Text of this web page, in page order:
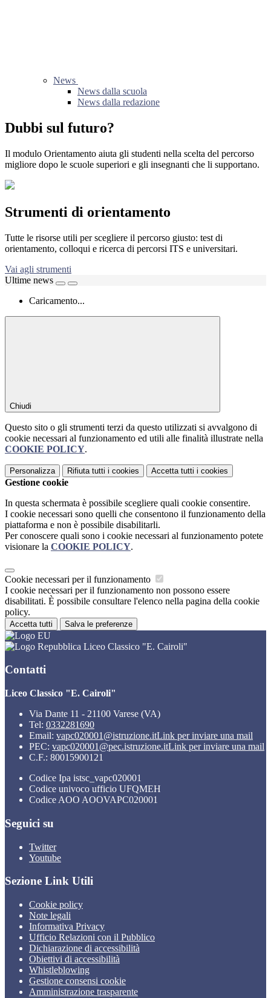
News
News dalla scuola
News dalla redazione
Dubbi sul futuro?
Il modulo Orientamento aiuta gli studenti nella scelta del percorso
migliore dopo le scuole superiori e gli insegnanti che li supportano.
Strumenti di orientamento
Tutte le risorse utili per scegliere il percorso giusto: test di
orientamento, colloqui e ricerca di percorsi ITS e universitari.
Vai agli strumenti
Ultime news
Caricamento...
Chiudi
Questo sito o gli strumenti terzi da questo utilizzati si avvalgono di
cookie necessari al funzionamento ed utili alle finalità illustrate nella
COOKIE POLICY.
Personalizza Rifiuta tutti i cookies Accetta tutti i cookies
Gestione cookie
In questa schermata è possibile scegliere quali cookie consentire.
I cookie necessari sono quelli che consentono il funzionamento della
piattaforma e non è possibile disabilitarli.
Per conoscere quali sono i cookie necessari al funzionamento potete
visionare la COOKIE POLICY.
Cookie necessari per il funzionamento
I cookie necessari per il funzionamento non possono essere
disabilitati. È possibile consultare l'elenco nella pagina della cookie
policy.
Accetta tutti Salva le preferenze
Liceo Classico "E. Cairoli"
Contatti
Liceo Classico "E. Cairoli"
Via Dante 11 - 21100 Varese (VA)
Tel: 0332281690
Email: vapc020001@istruzione.itLink per inviare una mail
PEC: vapc020001@pec.istruzione.itLink per inviare una mail
C.F.: 80015900121
Codice Ipa istsc_vapc020001
Codice univoco ufficio UFQMEH
Codice AOO AOOVAPC020001
Seguici su
Twitter
Youtube
Sezione Link Utili
Cookie policy
Note legali
Informativa Privacy
Ufficio Relazioni con il Pubblico
Dichiarazione di accessibilità
Obiettivi di accessibilità
Whistleblowing
Gestione consensi cookie
Amministrazione trasparente